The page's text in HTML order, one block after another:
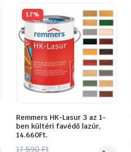
17%
Remmers HK-Lasur 3 az 1-
ben kültéri favédő lazúr,
14.660Ft.
17 590Ft